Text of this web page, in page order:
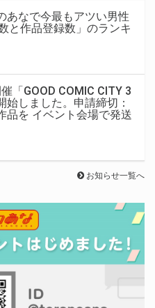
あなで今最もアツい男性
と作品登録数」のランキ
「GOOD COMIC CITY 3
しました。申請締切：
品を イベント会場で発送
お知らせ一覧へ